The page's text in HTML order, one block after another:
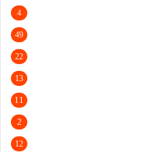
4
49
22
13
11
2
12